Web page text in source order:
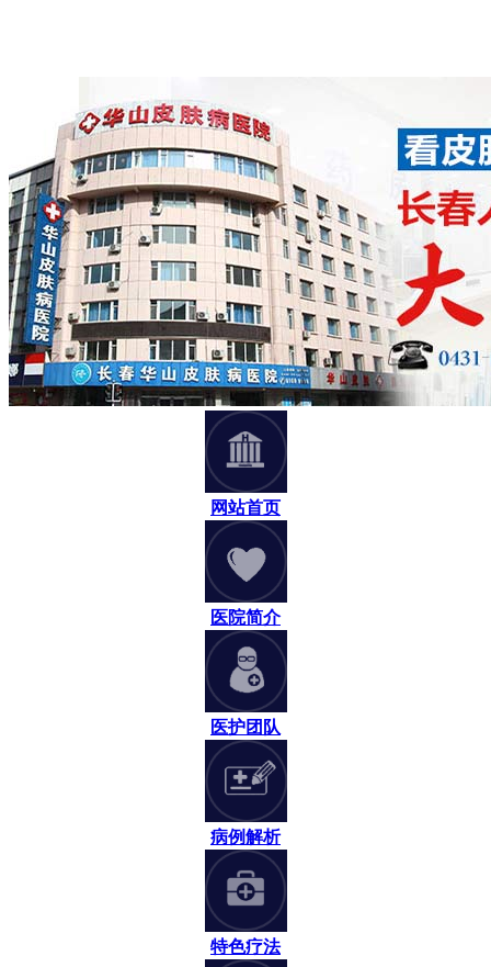
网站首页
医院简介
医护团队
病例解析
特色疗法